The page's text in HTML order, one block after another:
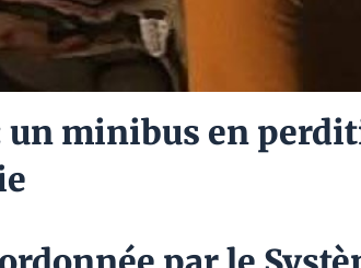
un minibus en